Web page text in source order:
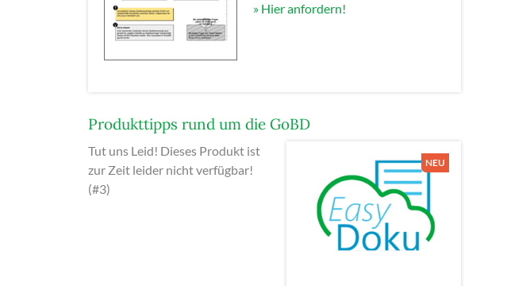
» Hier anfordern!
Produkttipps rund um die GoBD
Tut uns Leid! Dieses Produkt ist
zur Zeit leider nicht verfügbar!
(#3)